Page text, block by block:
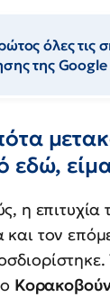
όλες τις
της Google
εδώ,
η επιτυχία
τον